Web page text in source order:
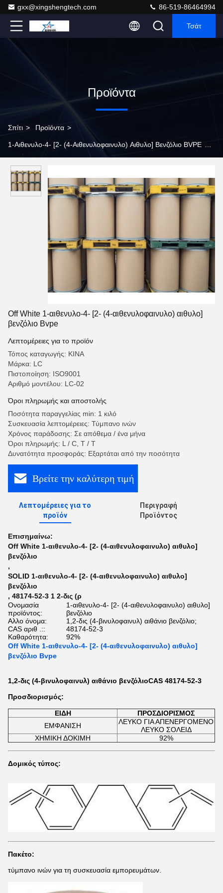
gxx@xingshengtech.com 86-519-86464994
Τσάτ
Προϊόντα
Σπίτι > Προϊόντα >
1-Αιθενυλο-4- [2- (4-Αιθενυλοφαινυλο) Αιθυλο] Βενζόλιο BVPE
Off White 1-αιθενυλο-4- [2- (4-αιθενυλοφαινυλο) αιθυλο]
βενζόλιο Bvpe
Λεπτομέρειες για το προϊόν
Τόπος καταγωγής: ΚΙΝΑ
Μάρκα: LC
Πιστοποίηση: ISO9001
Αριθμό μοντέλου: LC-02
Όροι πληρωμής και αποστολής
Ποσότητα παραγγελίας min: 1 κιλό
Συσκευασία λεπτομέρειες: Τύμπανο ινών
Χρόνος παράδοσης: Σε απόθεμα / ένα μήνα
Όροι πληρωμής: L / C, T / T
Δυνατότητα προσφοράς: Εξαρτάται από την ποσότητα
Βρείτε την καλύτερη τιμή
Λεπτομέρειες για το
προϊόν
Περιγραφή
Προϊόντος
Επισημαίνω:
Off White 1-αιθενυλο-4- [2- (4-αιθενυλοφαινυλο) αιθυλο]
βενζόλιο
,
SOLID 1-αιθενυλο-4- [2- (4-αιθενυλοφαινυλο) αιθυλο]
βενζόλιο
, 48174-52-3 1 2-δις (ρ
Ονομασία
προϊόντος:
1-αιθενυλο-4- [2- (4-αιθενυλοφαινυλο) αιθυλο]
βενζόλιο
Αλλο όνομα:
1,2-δις (4-βινυλοφαινυλ) αιθάνιο βενζόλιο;
CAS αριθ .::
48174-52-3
Καθαρότητα:
92%
Off White 1-αιθενυλο-4- [2- (4-αιθενυλοφαινυλο) αιθυλο]
βενζόλιο Bvpe
1,2-δις (4-βινυλοφαινυλ) αιθάνιο βενζόλιοCAS 48174-52-3
Προσδιορισμός:
ΕΙΔΗ
ΠΡΟΣΔΙΟΡΙΣΜΟΣ
ΕΜΦΑΝΙΣΗ
ΛΕΥΚΟ ΓΙΑ ΑΠΕΝΕΡΓΟΜΕΝΟ
ΛΕΥΚΟ ΣΟΛΕΙΔ
ΧΗΜΙΚΗ ΔΟΚΙΜΗ
92%
Δομικός τύπος:
Πακέτο:
τύμπανο ινών για τη συσκευασία εμπορευμάτων.